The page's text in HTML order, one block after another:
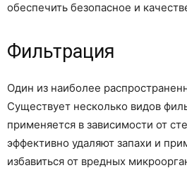
обеспечить безопасное и
Фильтрация
Один из наиболее
Существует несколько видов
применяется в зависимости от
эффективно удаляют запахи и
избавиться от вредных